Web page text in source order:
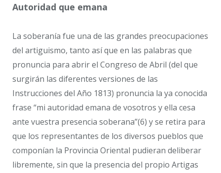
Autoridad que emana
La soberanía fue una de las grandes preocupaciones
del artiguismo, tanto así que en las palabras que
pronuncia para abrir el Congreso de Abril (del que
surgirán las diferentes versiones de las
Instrucciones del Año 1813) pronuncia la ya conocida
frase “mi autoridad emana de vosotros y ella cesa
ante vuestra presencia soberana”(6) y se retira para
que los representantes de los diversos pueblos que
componían la Provincia Oriental pudieran deliberar
libremente, sin que la presencia del propio Artigas